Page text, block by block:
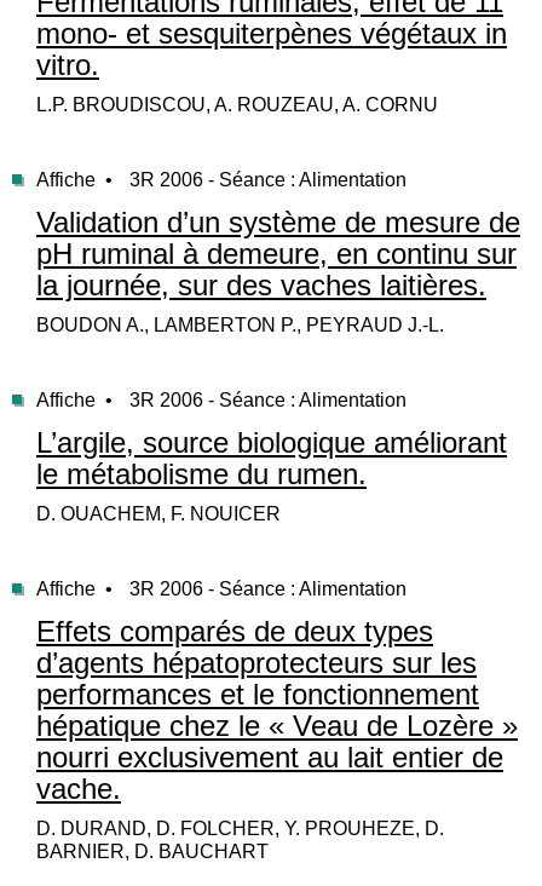
mono- et sesquiterpènes végétaux in
vitro.
L.P. BROUDISCOU, A. ROUZEAU, A. CORNU
Affiche • 3R 2006 - Séance : Alimentation
Validation d’un système de mesure de
pH ruminal à demeure, en continu sur
la journée, sur des vaches laitières.
BOUDON A., LAMBERTON P., PEYRAUD J.-L.
Affiche • 3R 2006 - Séance : Alimentation
L’argile, source biologique améliorant
le métabolisme du rumen.
D. OUACHEM, F. NOUICER
Affiche • 3R 2006 - Séance : Alimentation
Effets comparés de deux types
d’agents hépatoprotecteurs sur les
performances et le fonctionnement
hépatique chez le « Veau de Lozère »
nourri exclusivement au lait entier de
vache.
D. DURAND, D. FOLCHER, Y. PROUHEZE, D.
BARNIER, D. BAUCHART